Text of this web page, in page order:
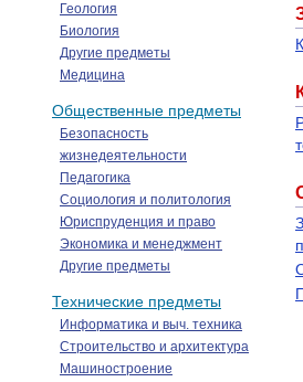
Геология
Биология
Другие предметы
Медицина
Общественные предметы
Безопасность
жизнедеятельности
Педагогика
Социология и политология
Юриспруденция и право
Экономика и менеджмент
Другие предметы
Технические предметы
Информатика и выч. техника
Строительство и архитектура
Машиностроение